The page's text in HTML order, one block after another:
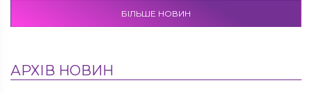
БІЛЬШЕ НОВИН
АРХІВ НОВИН